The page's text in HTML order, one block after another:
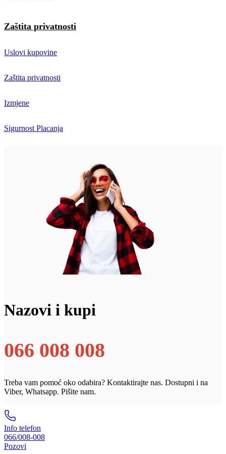
Zaštita privatnosti
Uslovi kupovine
Zaštita privatnosti
Izmjene
Sigurnost Placanja
Nazovi i kupi
066 008 008
Treba vam pomoć oko odabira? Kontaktirajte nas. Dostupni i na
Viber, Whatsapp. Pišite nam.
Info telefon
066/008-008
Pozovi